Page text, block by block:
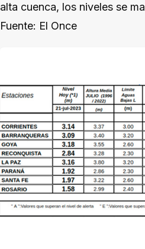
alta cuenca, los niveles se
Fuente: El Once